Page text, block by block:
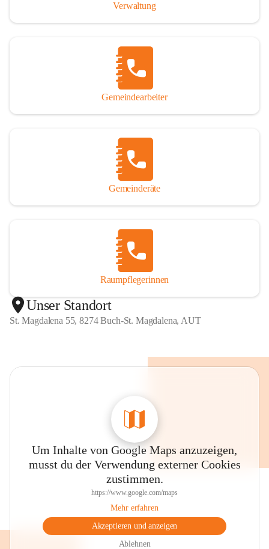
Verwaltung
Gemeindearbeiter
Gemeinderäte
Raumpflegerinnen
Unser Standort
St. Magdalena 55, 8274 Buch-St. Magdalena, AUT
Um Inhalte von Google Maps anzuzeigen,
musst du der Verwendung externer Cookies
zustimmen.
https://www.google.com/maps
Mehr erfahren
Akzeptieren und anzeigen
Ablehnen